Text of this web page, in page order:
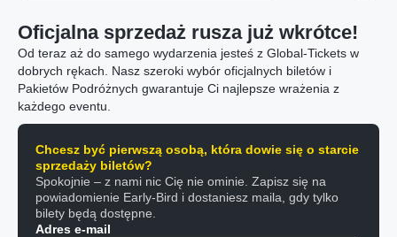
Oficjalna sprzedaż rusza już wkrótce!
Od teraz aż do samego wydarzenia jesteś z Global-Tickets w
dobrych rękach. Nasz szeroki wybór oficjalnych biletów i
Pakietów Podróżnych gwarantuje Ci najlepsze wrażenia z
każdego eventu.
Chcesz być pierwszą osobą, która dowie się o starcie
sprzedaży biletów?
Spokojnie – z nami nic Cię nie ominie. Zapisz się na
powiadomienie Early-Bird i dostaniesz maila, gdy tylko
bilety będą dostępne.
Adres e-mail